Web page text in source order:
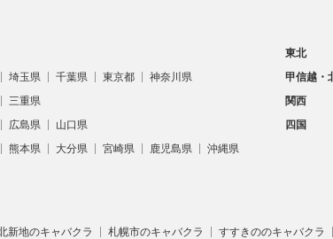
東北
埼玉県 千葉県 東京都 神奈川県
甲信越・
三重県
関西
広島県 山口県
四国
熊本県 大分県 宮崎県 鹿児島県 沖縄県
新地のキャバクラ 札幌市のキャバクラ
すすきののキャバクラ